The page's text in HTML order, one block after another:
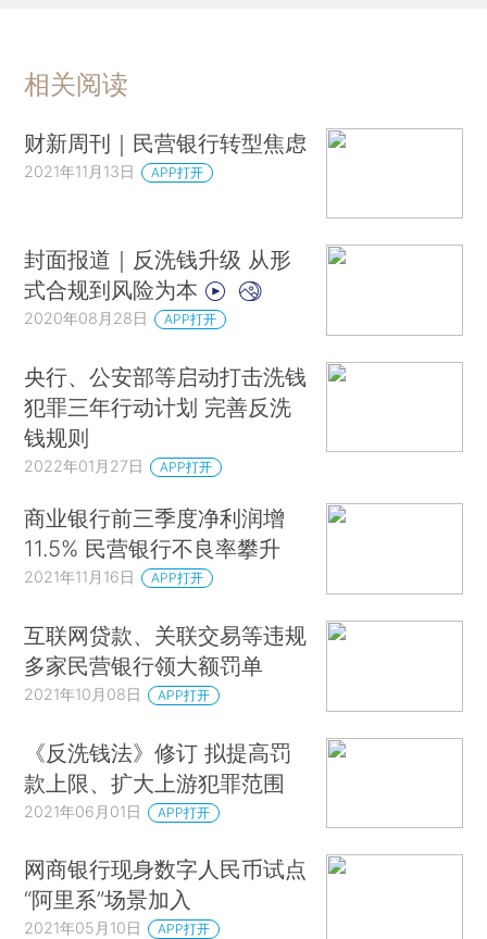
相关阅读
财新周刊｜民营银行转型焦虑
2021年11月13日 APP打开
封面报道｜反洗钱升级 从形
式合规到风险为本
2020年08月28日 APP打开
央行、公安部等启动打击洗钱
犯罪三年行动计划 完善反洗
钱规则
2022年01月27日 APP打开
商业银行前三季度净利润增
11.5% 民营银行不良率攀升
2021年11月16日 APP打开
互联网贷款、关联交易等违规
多家民营银行领大额罚单
2021年10月08日 APP打开
《反洗钱法》修订 拟提高罚
款上限、扩大上游犯罪范围
2021年06月01日 APP打开
网商银行现身数字人民币试点
“阿里系”场景加入
2021年05月10日 APP打开